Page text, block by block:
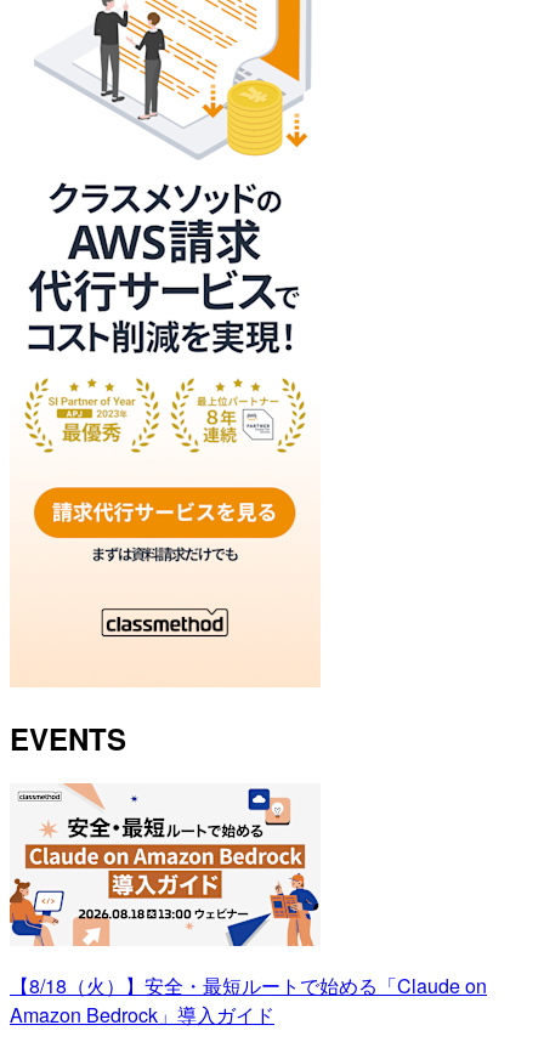
EVENTS
【8/18（火）】安全・最短ルートで始める「Claude on
Amazon Bedrock」導入ガイド